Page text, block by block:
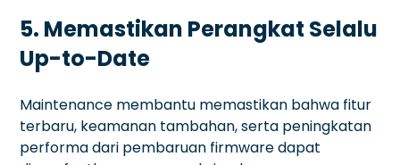
5. Memastikan Perangkat Selalu
Up-to-Date
Maintenance membantu memastikan bahwa fitur
terbaru, keamanan tambahan, serta peningkatan
performa dari pembaruan firmware dapat